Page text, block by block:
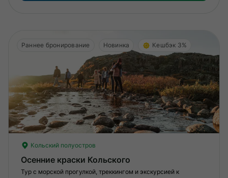
Раннее бронирование Новинка Кешбэк 3%
Кольский полуостров
Осенние краски Кольского
Тур с морской прогулкой, треккингом и экскурсией к